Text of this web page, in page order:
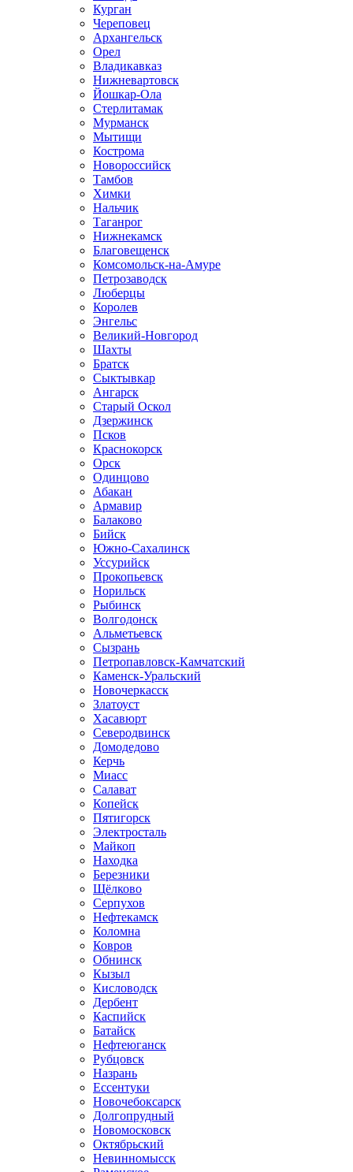
Курган
Череповец
Архангельск
Орел
Владикавказ
Нижневартовск
Йошкар-Ола
Стерлитамак
Мурманск
Мытищи
Кострома
Новороссийск
Тамбов
Химки
Нальчик
Таганрог
Нижнекамск
Благовещенск
Комсомольск-на-Амуре
Петрозаводск
Люберцы
Королев
Энгельс
Великий-Новгород
Шахты
Братск
Сыктывкар
Ангарск
Старый Оскол
Дзержинск
Псков
Краснокорск
Орск
Одинцово
Абакан
Армавир
Балаково
Бийск
Южно-Сахалинск
Уссурийск
Прокопьевск
Норильск
Рыбинск
Волгодонск
Альметьевск
Сызрань
Петропавловск-Камчатский
Каменск-Уральский
Новочеркасск
Златоуст
Хасавюрт
Северодвинск
Домодедово
Керчь
Миасс
Салават
Копейск
Пятигорск
Электросталь
Майкоп
Находка
Березники
Щёлково
Серпухов
Нефтекамск
Коломна
Ковров
Обнинск
Кызыл
Кисловодск
Дербент
Каспийск
Батайск
Нефтеюганск
Рубцовск
Назрань
Ессентуки
Новочебоксарск
Долгопрудный
Новомосковск
Октябрьский
Невинномысск